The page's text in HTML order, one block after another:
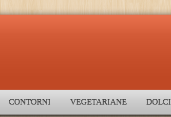
CONTORNI VEGETARIANE DOLCI